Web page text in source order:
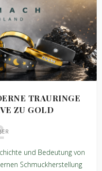
TRAURINGE
ZU GOLD
und Bedeutung von
Schmuckherstellung